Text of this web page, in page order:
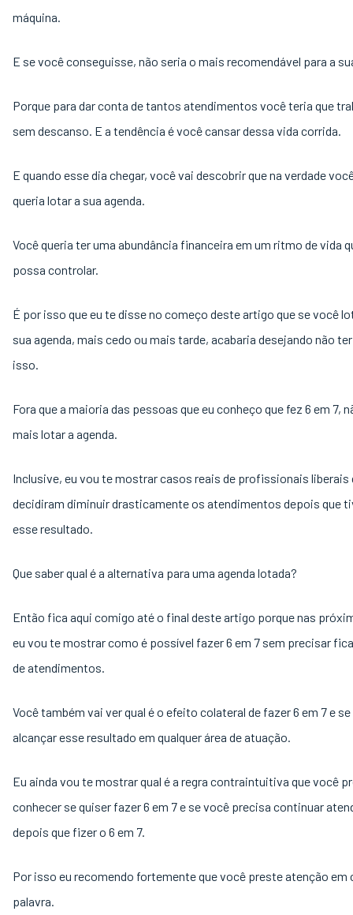
máquina.
E se você conseguisse, não seria o mais recomendável para a
Porque para dar conta de tantos atendimentos você teria que
sem descanso. E a tendência é você cansar dessa vida corrida.
E quando esse dia chegar, você vai descobrir que na verdade
queria lotar a sua agenda.
Você queria ter uma abundância financeira em um ritmo de vida
possa controlar.
É por isso que eu te disse no começo deste artigo que se você
sua agenda, mais cedo ou mais tarde, acabaria desejando não
isso.
Fora que a maioria das pessoas que eu conheço que fez 6 em 7,
mais lotar a agenda.
Inclusive, eu vou te mostrar casos reais de profissionais liberais
decidiram diminuir drasticamente os atendimentos depois que
esse resultado.
Que saber qual é a alternativa para uma agenda lotada?
Então fica aqui comigo até o final deste artigo porque nas
eu vou te mostrar como é possível fazer 6 em 7 sem precisar
de atendimentos.
Você também vai ver qual é o efeito colateral de fazer 6 em 7 e
alcançar esse resultado em qualquer área de atuação.
Eu ainda vou te mostrar qual é a regra contraintuitiva que você
conhecer se quiser fazer 6 em 7 e se você precisa continuar
depois que fizer o 6 em 7.
Por isso eu recomendo fortemente que você preste atenção em
palavra.